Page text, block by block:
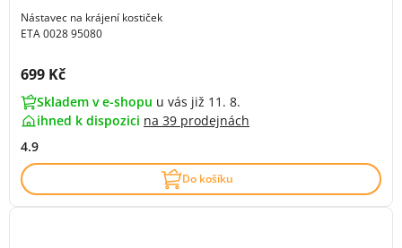
Nástavec na krájení kostiček
ETA 0028 95080
Cena s DPH:
699 Kč
Skladem v e-shopu u vás již 11. 8.
ihned k dispozici na 39 prodejnách
4.9
Do košíku